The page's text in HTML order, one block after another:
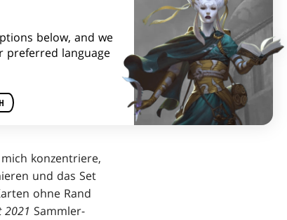
konzentriere,
und das Set
ohne Rand
2021 Sammler-
below, and we
preferred language